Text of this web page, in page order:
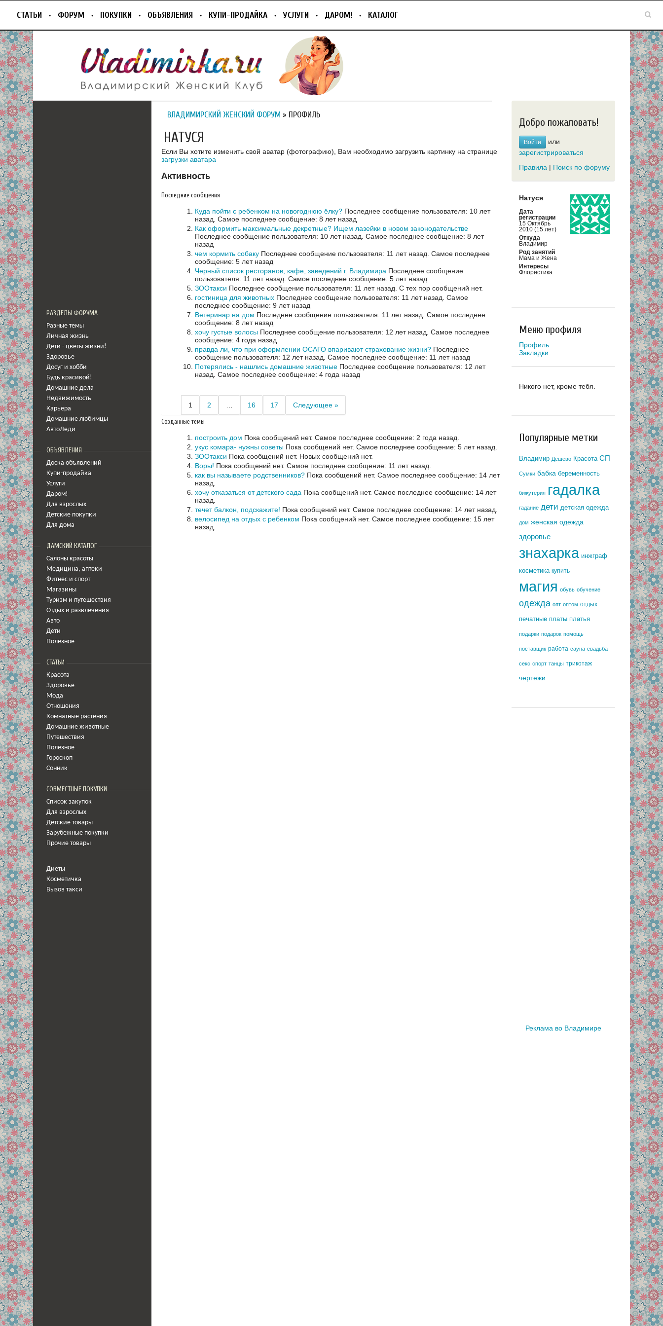
СТАТЬИ ФОРУМ ПОКУПКИ ОБЪЯВЛЕНИЯ КУПИ-ПРОДАЙКА УСЛУГИ ДАРОМ! КАТАЛОГ
РАЗДЕЛЫ ФОРУМА
Разные темы
Личная жизнь
Дети - цветы жизни!
Здоровье
Досуг и хобби
Будь красивой!
Домашние дела
Недвижимость
Карьера
Домашние любимцы
АвтоЛеди
ОБЪЯВЛЕНИЯ
Доска объявлений
Купи-продайка
Услуги
Даром!
Для взрослых
Детские покупки
Для дома
ДАМСКИЙ КАТАЛОГ
Салоны красоты
Медицина, аптеки
Фитнес и спорт
Магазины
Туризм и путешествия
Отдых и развлечения
Авто
Дети
Полезное
СТАТЬИ
Красота
Здоровье
Мода
Отношения
Комнатные растения
Домашние животные
Путешествия
Полезное
Гороскоп
Сонник
СОВМЕСТНЫЕ ПОКУПКИ
Список закупок
Для взрослых
Детские товары
Зарубежные покупки
Прочие товары
Диеты
Косметичка
Вызов такси
ВЛАДИМИРСКИЙ ЖЕНСКИЙ ФОРУМ » ПРОФИЛЬ
НАТУСЯ
Если Вы хотите изменить свой аватар (фотографию), Вам необходимо загрузить картинку на странице
загрузки аватара
Активность
Последние сообщения
Куда пойти с ребенком на новогоднюю ёлку? Последнее сообщение пользователя: 10 лет
назад. Самое последнее сообщение: 8 лет назад
Как оформить максимальные декретные? Ищем лазейки в новом законодательстве
Последнее сообщение пользователя: 10 лет назад. Самое последнее сообщение: 8 лет
назад
чем кормить собаку Последнее сообщение пользователя: 11 лет назад. Самое последнее
сообщение: 5 лет назад
Черный список ресторанов, кафе, заведений г. Владимира Последнее сообщение
пользователя: 11 лет назад. Самое последнее сообщение: 5 лет назад
ЗООтакси Последнее сообщение пользователя: 11 лет назад. С тех пор сообщений нет.
гостиница для животных Последнее сообщение пользователя: 11 лет назад. Самое
последнее сообщение: 9 лет назад
Ветеринар на дом Последнее сообщение пользователя: 11 лет назад. Самое последнее
сообщение: 8 лет назад
хочу густые волосы Последнее сообщение пользователя: 12 лет назад. Самое последнее
сообщение: 4 года назад
правда ли, что при оформлении ОСАГО впаривают страхование жизни? Последнее
сообщение пользователя: 12 лет назад. Самое последнее сообщение: 11 лет назад
Потерялись - нашлись домашние животные Последнее сообщение пользователя: 12 лет
назад. Самое последнее сообщение: 4 года назад
1 2 16 17 Следующее »
Созданные темы
построить дом Пока сообщений нет. Самое последнее сообщение: 2 года назад.
укус комара- нужны советы Пока сообщений нет. Самое последнее сообщение: 5 лет назад.
ЗООтакси Пока сообщений нет. Новых сообщений нет.
Воры! Пока сообщений нет. Самое последнее сообщение: 11 лет назад.
как вы называете родственников? Пока сообщений нет. Самое последнее сообщение: 14 лет
назад.
хочу отказаться от детского сада Пока сообщений нет. Самое последнее сообщение: 14 лет
назад.
течет балкон, подскажите! Пока сообщений нет. Самое последнее сообщение: 14 лет назад.
велосипед на отдых с ребенком Пока сообщений нет. Самое последнее сообщение: 15 лет
назад.
Добро пожаловать!
Войти
или
зарегистрироваться
Правила | Поиск по форуму
Натуся
Дата
регистрации
15 Октябрь
2010 (15 лет)
Откуда
Владимир
Род занятий
Мама и Жена
Интересы
Флористика
Меню профиля
Профиль
Закладки
Никого нет, кроме тебя.
Популярные метки
Владимир Дешево Красота СП
Сумки бабка беременность
бижутерия гадалка
гадание дети детская одежда
дом женская одежда
здоровье
знахарка инжграф
косметика купить
магия обувь обучение
одежда опт оптом отдых
печатные платы платья
подарки подарок помощь
поставщик работа сауна свадьба
секс спорт танцы трикотаж
чертежи
Реклама во Владимире